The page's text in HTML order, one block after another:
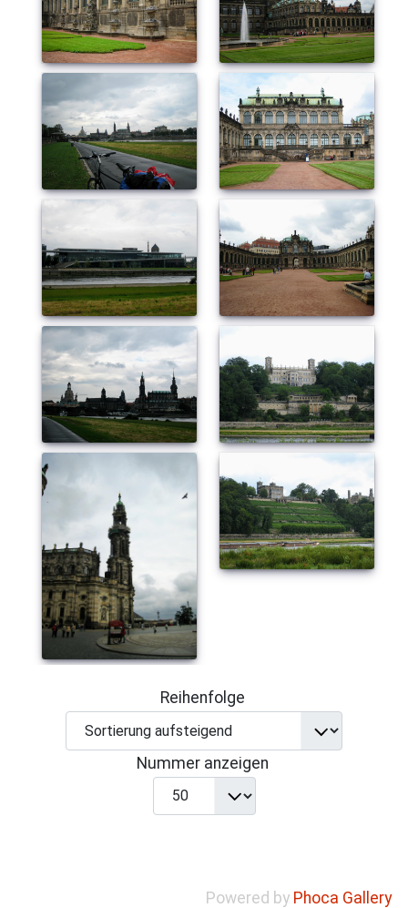
Reihenfolge
Nummer anzeigen
Powered by Phoca Gallery